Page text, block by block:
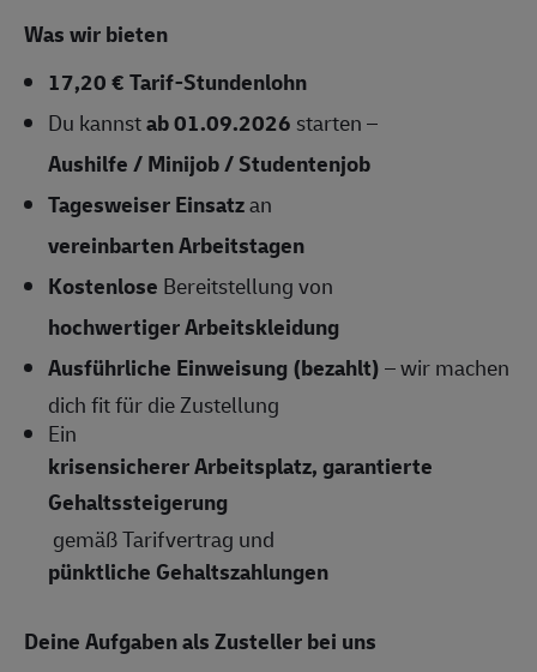
Was wir bieten
17,20 € Tarif-Stundenlohn
Du kannstab 01.09.2026 starten –
Aushilfe / Minijob / Studentenjob
Tagesweiser Einsatzan
vereinbarten Arbeitstagen
Kostenlose Bereitstellung von
hochwertiger Arbeitskleidung
Ausführliche Einweisung (bezahlt)– wir machen
dich fit für die Zustellung
Ein
krisensicherer Arbeitsplatz, garantierte
Gehaltssteigerung
gemäß Tarifvertrag und
pünktliche Gehaltszahlungen
Deine Aufgaben als Zusteller bei uns